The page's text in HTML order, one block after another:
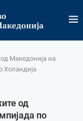
Македонија на
Холандија
од
по